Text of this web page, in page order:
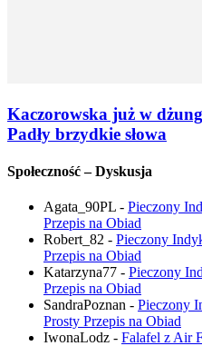
Kaczorowska już w
Padły brzydkie słowa
Społeczność – Dyskusja
Agata_90PL - Pieczony
Przepis na Obiad
Robert_82 - Pieczony
Przepis na Obiad
Katarzyna77 - Pieczony
Przepis na Obiad
SandraPoznan - Pieczony
Prosty Przepis na Obiad
IwonaLodz - Falafel z Air